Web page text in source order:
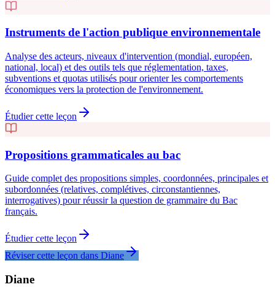
Instruments de l'action publique environnementale
Analyse des acteurs, niveaux d'intervention (mondial, européen,
national, local) et des outils tels que réglementation, taxes,
subventions et quotas utilisés pour orienter les comportements
économiques vers la protection de l'environnement.
Étudier cette leçon
Propositions grammaticales au bac
Guide complet des propositions simples, coordonnées, principales et
subordonnées (relatives, complétives, circonstantiennes,
interrogatives) pour réussir la question de grammaire du Bac
français.
Étudier cette leçon
Réviser cette leçon dans Diane
Diane